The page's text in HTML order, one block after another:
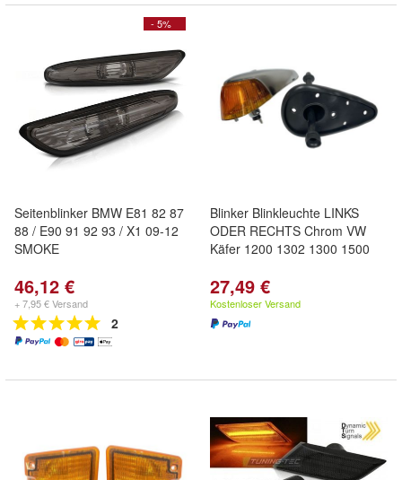
- 5%
Seitenblinker BMW E81 82 87
88 / E90 91 92 93 / X1 09-12
SMOKE
46,12 €
+ 7,95 € Versand
2
Blinker Blinkleuchte LINKS
ODER RECHTS Chrom VW
Käfer 1200 1302 1300 1500
27,49 €
Kostenloser Versand